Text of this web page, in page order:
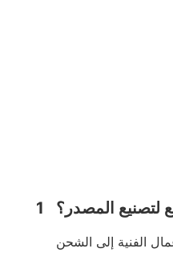
1 المصدر؟